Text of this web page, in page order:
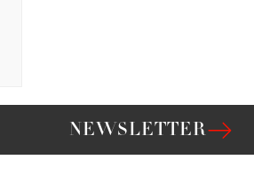
NEWSLETTER